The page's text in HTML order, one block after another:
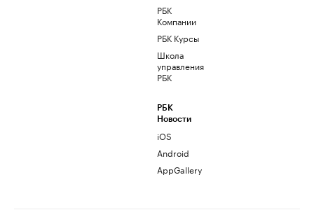
РБК
Компании
РБК Курсы
Школа
управления
РБК
РБК
Новости
iOS
Android
AppGallery